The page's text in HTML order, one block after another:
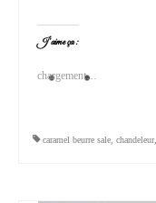
J’aime ça :
chargement…
caramel beurre sale chandeleur,